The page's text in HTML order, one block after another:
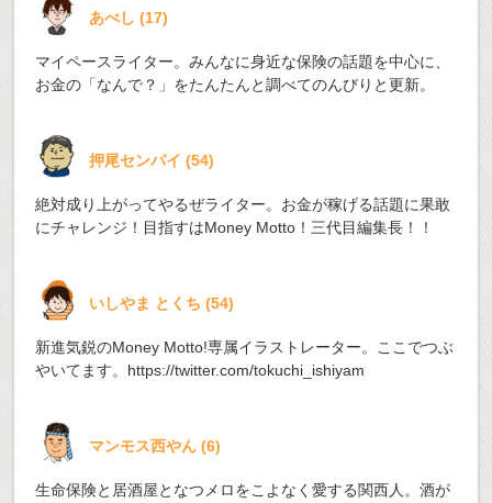
あべし(17)
マイペースライター。みんなに身近な保険の話題を中心に、
お金の「なんで？」をたんたんと調べてのんびりと更新。
押尾センパイ(54)
絶対成り上がってやるぜライター。お金が稼げる話題に果敢
にチャレンジ！目指すはMoney Motto！三代目編集長！！
いしやま とくち(54)
新進気鋭のMoney Motto!専属イラストレーター。ここでつぶ
やいてます。 https://twitter.com/tokuchi_ishiyam
マンモス西やん(6)
生命保険と居酒屋となつメロをこよなく愛する関西人。酒が